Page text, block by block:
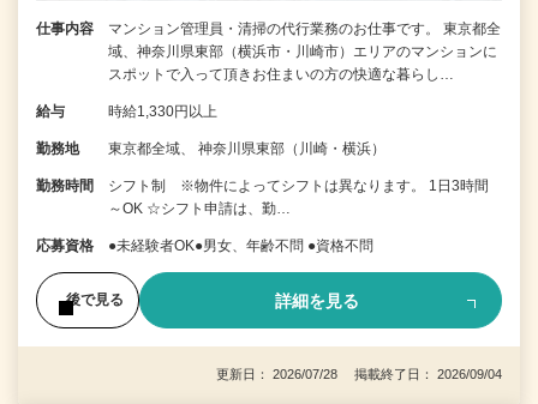
仕事内容
マンション管理員・清掃の代行業務のお仕事です。 東京都全
域、神奈川県東部（横浜市・川崎市）エリアのマンションに
スポットで入って頂きお住まいの方の快適な暮らし…
給与 時給1,330円以上
勤務地 東京都全域、 神奈川県東部（川崎・横浜）
勤務時間
シフト制 ※物件によってシフトは異なります。 1日3時間
～OK ☆シフト申請は、勤…
応募資格 ●未経験者OK●男女、年齢不問 ●資格不問
後で見る 詳細を見る
更新日： 2026/07/28 掲載終了日： 2026/09/04